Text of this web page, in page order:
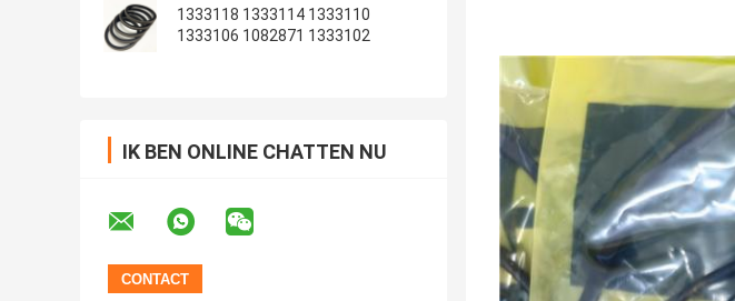
1333118 1333114 1333110
1333106 1082871 1333102
IK BEN ONLINE CHATTEN NU